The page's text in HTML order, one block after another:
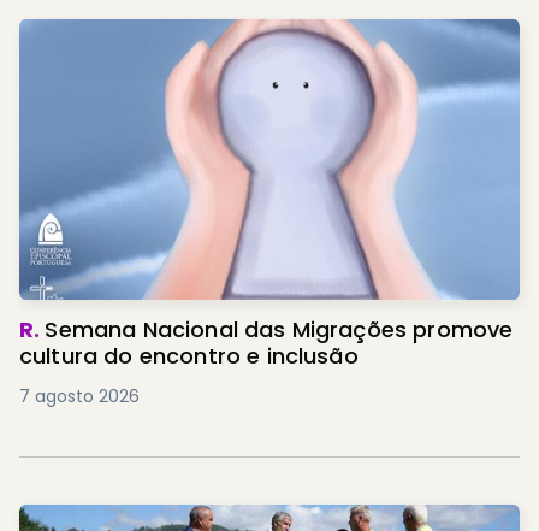
R. Semana Nacional das Migrações promove
cultura do encontro e inclusão
7 agosto 2026